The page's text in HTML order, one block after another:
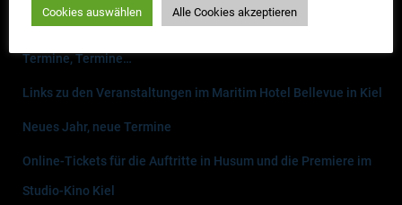
Drei Herren-Drei Gänge: Ein kriminell-kulinarischer Abend
Termine, Termine…
Links zu den Veranstaltungen im Maritim Hotel Bellevue in Kiel
Neues Jahr, neue Termine
Online-Tickets für die Auftritte in Husum und die Premiere im
Studio-Kino Kiel
Cookies auswählen Alle Cookies akzeptieren